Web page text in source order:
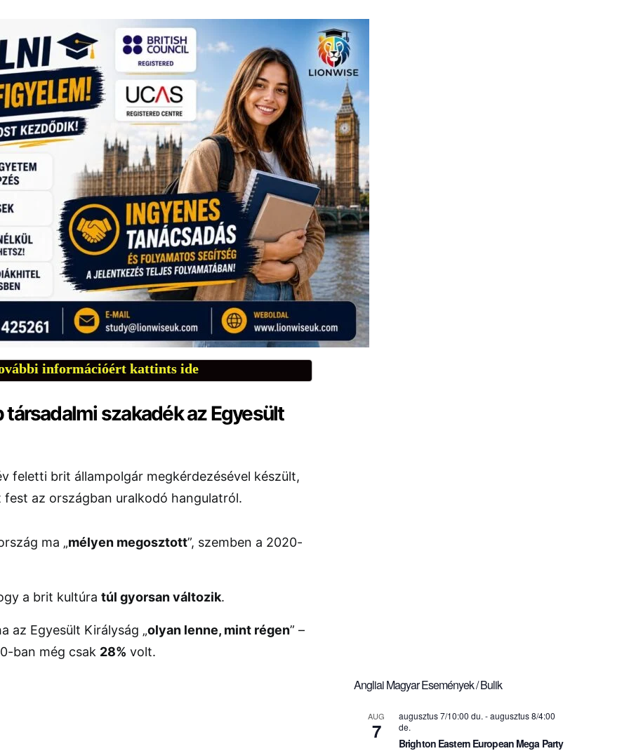
információért kattints ide
társadalmi szakadék az Egyesült
feletti brit állampolgár megkérdezésével készült,
az országban uralkodó hangulatról.
ma „mélyen megosztott”, szemben a 2020-
a brit kultúra túl gyorsan változik.
az Egyesült Királyság „olyan lenne, mint régen” –
ban még csak 28% volt.
Angliai Magyar Események / Bulik
AUG
7
augusztus 7/10:00 du. -augusztus 8/4:00
de.
Brighton Eastern European Mega Party